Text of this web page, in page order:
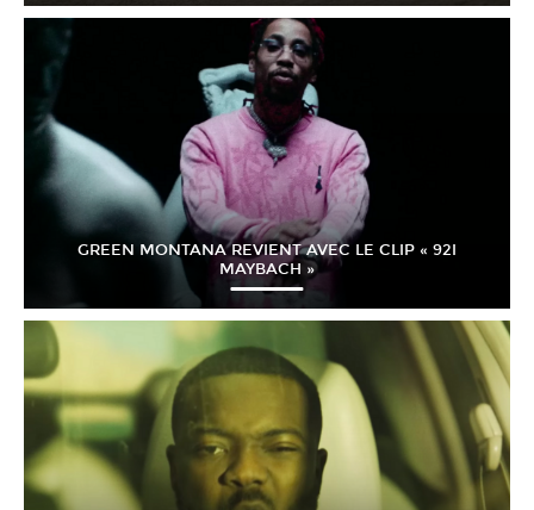
GREEN MONTANA REVIENT AVEC LE CLIP « 92I
MAYBACH »